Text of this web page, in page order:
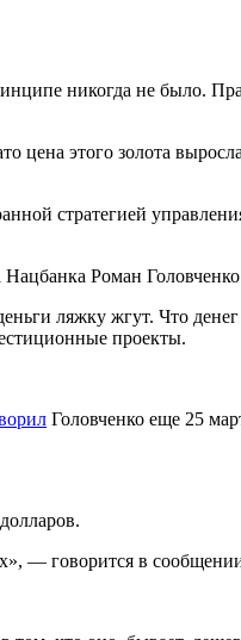
никогда не было.
цена этого золота
стратегией
Нацбанка Роман
ляжку жгут. Что
проекты.
Головченко еще 25
— говорится в